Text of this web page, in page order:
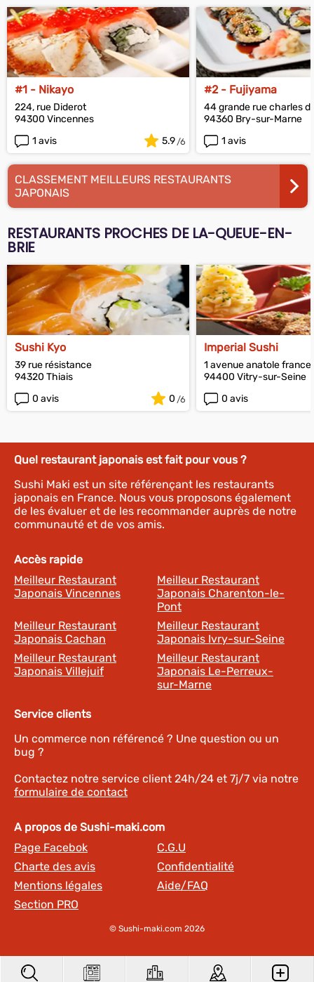
#1 - Nikayo
224, rue Diderot
94300 Vincennes
1 avis
5.9
#2 - Fujiyama
44 grande rue charles
94360 Bry-sur-Marne
1 avis
CLASSEMENT MEILLEURS RESTAURANTS
JAPONAIS
RESTAURANTS PROCHES DE LA-QUEUE-EN-
BRIE
Sushi Kyo
39 rue résistance
94320 Thiais
0 avis
0
Imperial Sushi
1 avenue anatole france
94400 Vitry-sur-Seine
0 avis
Quel restaurant japonais est fait pour vous ?
Sushi Maki est un site référençant les restaurants
japonais en France. Nous vous proposons également
de les évaluer et de les recommander auprès de notre
communauté et de vos amis.
Accès rapide
Meilleur Restaurant
Japonais Vincennes
Meilleur Restaurant
Japonais Charenton-le-
Pont
Meilleur Restaurant
Japonais Cachan
Meilleur Restaurant
Japonais Ivry-sur-Seine
Meilleur Restaurant
Japonais Villejuif
Meilleur Restaurant
Japonais Le-Perreux-
sur-Marne
Service clients
Un commerce non référencé ? Une question ou un
bug ?
Contactez notre service client 24h/24 et 7j/7 via notre
formulaire de contact
A propos de Sushi-maki.com
Page Facebok
C.G.U
Charte des avis
Confidentialité
Mentions légales
Aide/FAQ
Section PRO
© Sushi-maki.com 2026